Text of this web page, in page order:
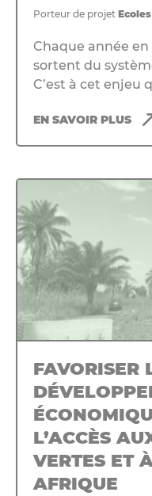
Porteur de projet Ecoles
Chaque année
sortent du
C’est à cet enjeu
EN SAVOIR PLUS
FAVORISER
L’ACCÈS
VERTES ET
AFRIQUE